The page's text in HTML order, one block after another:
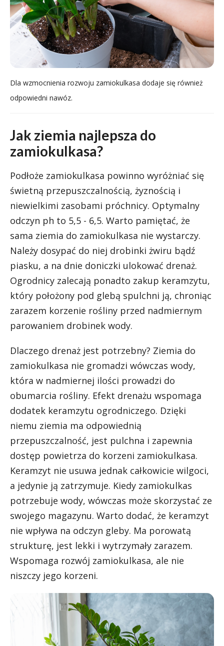
Dla wzmocnienia rozwoju zamiokulkasa dodaje się również
odpowiedni nawóz.
Jak ziemia najlepsza do
zamiokulkasa?
Podłoże zamiokulkasa powinno wyróżniać się
świetną przepuszczalnością, żyznością i
niewielkimi zasobami próchnicy. Optymalny
odczyn ph to 5,5 - 6,5. Warto pamiętać, że
sama ziemia do zamiokulkasa nie wystarczy.
Należy dosypać do niej drobinki żwiru bądź
piasku, a na dnie doniczki ulokować drenaż.
Ogrodnicy zalecają ponadto zakup keramzytu,
który położony pod glebą spulchni ją, chroniąc
zarazem korzenie rośliny przed nadmiernym
parowaniem drobinek wody.
Dlaczego drenaż jest potrzebny? Ziemia do
zamiokulkasa nie gromadzi wówczas wody,
która w nadmiernej ilości prowadzi do
obumarcia rośliny. Efekt drenażu wspomaga
dodatek keramzytu ogrodniczego. Dzięki
niemu ziemia ma odpowiednią
przepuszczalność, jest pulchna i zapewnia
dostęp powietrza do korzeni zamiokulkasa.
Keramzyt nie usuwa jednak całkowicie wilgoci,
a jedynie ją zatrzymuje. Kiedy zamiokulkas
potrzebuje wody, wówczas może skorzystać ze
swojego magazynu. Warto dodać, że keramzyt
nie wpływa na odczyn gleby. Ma porowatą
strukturę, jest lekki i wytrzymały zarazem.
Wspomaga rozwój zamiokulkasa, ale nie
niszczy jego korzeni.